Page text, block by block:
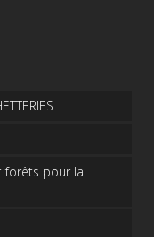
forêts pour la